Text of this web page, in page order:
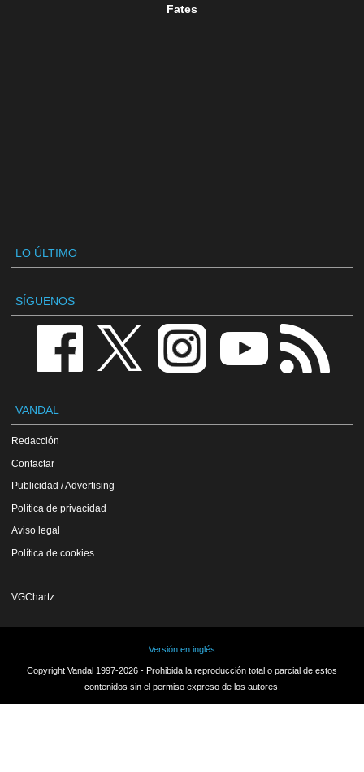
Fates
LO ÚLTIMO
SÍGUENOS
VANDAL
Redacción
Contactar
Publicidad / Advertising
Política de privacidad
Aviso legal
Política de cookies
VGChartz
Versión en inglés
Copyright Vandal 1997-2026 - Prohibida la reproducción total o parcial de estos
contenidos sin el permiso expreso de los autores.